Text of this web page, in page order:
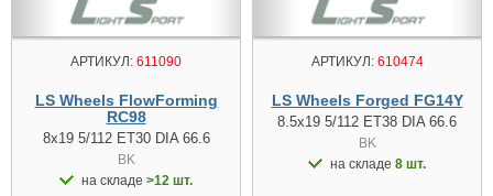
АРТИКУЛ: 611090
LS Wheels FlowForming
RC98
8x19 5/112 ET30 DIA 66.6
BK
на складе >12 шт.
АРТИКУЛ:610474
LS Wheels Forged FG14Y
8.5x19 5/112 ET38 DIA 66.6
BK
на складе 8 шт.